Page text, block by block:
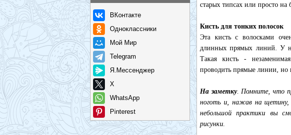
ВКонтакте
Одноклассники
Мой Мир
Telegram
Я.Мессенджер
X
WhatsApp
Pinterest
старых типсах или просто на
Кисть для тонких полосок
Эта кисть с волосками
длинных прямых линий. У
Такая кисть -
проводить прямые линии, но
На заметку. Помните, что
ноготь и, нажав на щетину,
небольшой практики вы
рисунки.